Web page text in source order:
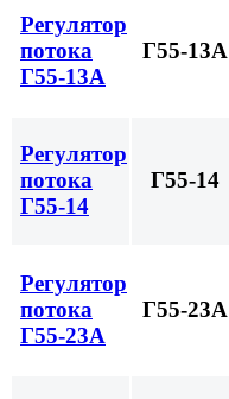
Регулятор
потока
Г55-13А
Г55-13А
Регулятор
потока
Г55-14
Г55-14
Регулятор
потока
Г55-23А
Г55-23А